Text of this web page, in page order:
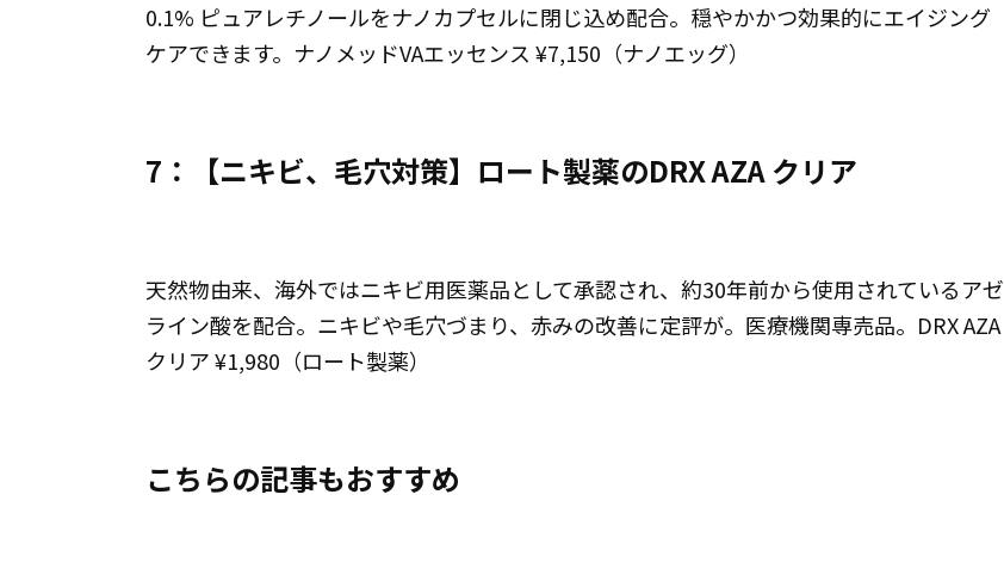
0.1% ピュアレチノールをナノカプセルに閉じ込め配合。穏やかかつ効果的にエイジング
ケアできます。ナノメッドVAエッセンス ¥7,150（ナノエッグ）
7：【ニキビ、毛穴対策】ロート製薬のDRX AZA クリア
天然物由来、海外ではニキビ用医薬品として承認され、約30年前から使用されているアゼ
ライン酸を配合。ニキビや毛穴づまり、赤みの改善に定評が。医療機関専売品。DRX AZA
クリア ¥1,980（ロート製薬）
こちらの記事もおすすめ